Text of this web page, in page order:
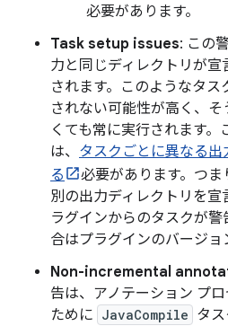
必要があります。
Task setup issues: この
力と同じディレクトリが
されます。このようなタ
されない可能性が高く、
くても常に実行されます
は、 タスクごとに異なる
る
必要があります。つ
別の出力ディレクトリを
ラグインからのタスクが
合はプラグインのバージョ
Non-incremental
告は、アノテーション プ
ために JavaCompile タ